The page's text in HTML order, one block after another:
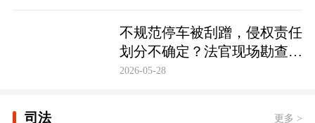
不规范停车被刮蹭，侵权责任
划分不确定？法官现场勘查定
争纷
2026-05-28
司法 更多 >